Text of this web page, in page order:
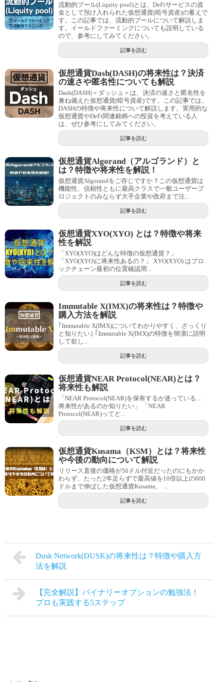
流動的プール(Liquity pool)とは、DeFiサービスの資
金として預け入れられた仮想通貨(暗号資産)の蓄えで
す。この記事では、流動的プールについて解説しま
す。イールドファーミングについても説明している
ので、参考にしてみてください。
記事を読む
仮想通貨Dash(DASH)の将来性は？決済
の速さや匿名性についても解説
Dash(DASH)＜ダッシュ＞は、決済の速さと匿名性を
兼ね備えた仮想通貨(暗号資産)です。この記事では、
DASHの特徴や将来性について解説します。実用的な
仮想通貨やDeFi関連銘柄への投資を考えている人
は、ぜひ参考にしてみてください。
記事を読む
仮想通貨Algorand（アルゴランド）と
は？特徴や将来性を解説！
仮想通貨Algorandをご存じですか？この仮想通貨は
機能性、信頼性ともに最高クラスで一般ユーザープ
ロジェクトのみならず大手企業や政府まで注...
記事を読む
仮想通貨XYO(XYO) とは？特徴や将来
性を解説
「XYO(XYO)はどんな特徴の仮想通貨？」
「XYO(XYO)に将来性あるの？」 XYO(XYO) はブロ
ックチェーン最初の位置確認用...
記事を読む
Immutable X(IMX)の将来性は？特徴や
購入方法を解説
｢Immutable X(IMX)についてわかりやすく、ざっくり
と知りたい｣ ｢Immutable X(IMX)の特徴を簡潔に説明
して欲し...
記事を読む
仮想通貨NEAR Protocol(NEAR)とは？
将来性も解説
「NEAR Protocol(NEAR)を保有するか迷っている…
将来性があるのか知りたい」 「NEAR
Protocol(NEAR)ってど...
記事を読む
仮想通貨Kusama（KSM）とは？将来性
や今後の動向について解説
リリース直後の価格が50ドル付近だったのにもかか
わらず、たった2年足らずで最高値を10倍以上の600
ドルまで伸ばした仮想通貨Kusama。 ...
記事を読む
Dusk Network(DUSK)の将来性は？特徴や購入方
法を解説
【完全解説】バイナリーオプションの勉強法！
プロも実践する5ステップ